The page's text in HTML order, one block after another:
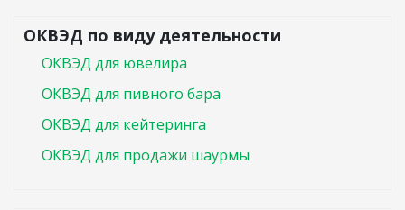
ОКВЭД по виду деятельности
ОКВЭД для ювелира
ОКВЭД для пивного бара
ОКВЭД для кейтеринга
ОКВЭД для продажи шаурмы